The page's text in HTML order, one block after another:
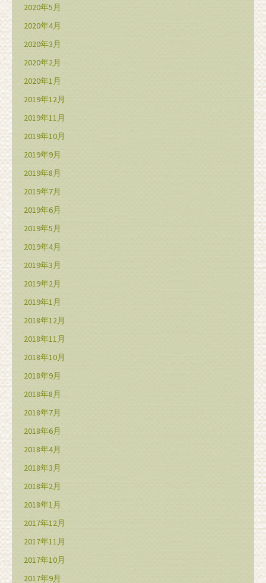
2020年5月
2020年4月
2020年3月
2020年2月
2020年1月
2019年12月
2019年11月
2019年10月
2019年9月
2019年8月
2019年7月
2019年6月
2019年5月
2019年4月
2019年3月
2019年2月
2019年1月
2018年12月
2018年11月
2018年10月
2018年9月
2018年8月
2018年7月
2018年6月
2018年4月
2018年3月
2018年2月
2018年1月
2017年12月
2017年11月
2017年10月
2017年9月